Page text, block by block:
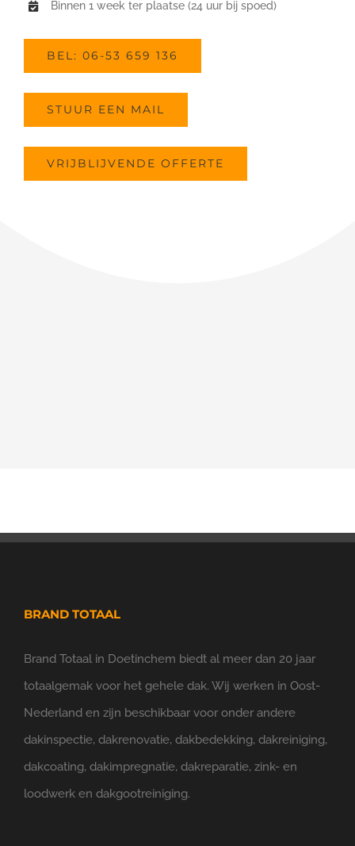
Binnen 1 week ter plaatse (24 uur bij spoed)
BEL: 06-53 659 136
STUUR EEN MAIL
VRIJBLIJVENDE OFFERTE
BRAND TOTAAL
Brand Totaal in Doetinchem biedt al meer dan 20 jaar
totaalgemak voor het gehele dak. Wij werken in Oost-
Nederland en zijn beschikbaar voor onder andere
dakinspectie, dakrenovatie, dakbedekking, dakreiniging,
dakcoating, dakimpregnatie, dakreparatie, zink- en
loodwerk en dakgootreiniging.